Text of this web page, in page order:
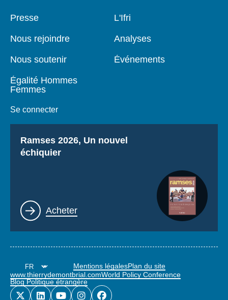
Pied
Presse
Nous rejoindre
Nous soutenir
Égalité Hommes
Femmes
Se connecter
Navigation
L'Ifri
Analyses
Événements
Titre
Ramses 2026, Un nouvel
échiquier
Lien
Acheter
Mentions légalesPlan du site
www.thierrydemontbrial.comWorld Policy Conference
Blog Politique étrangère